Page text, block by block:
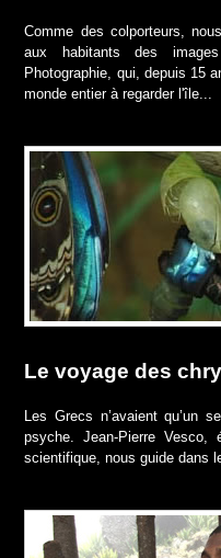
Comme des colporteurs,
aux habitants des
Photographie, qui, depuis 15
monde entier à regarder l'île...
Le voyage des
Les Grecs n’avaient qu’un
psyche. Jean-Pierre Vesco,
scientifique, nous guide dans